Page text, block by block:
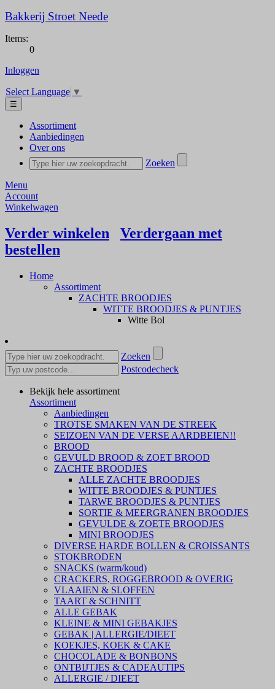
Bakkerij Stroet Neede
Items:
0
Inloggen
Select Language ▼
☰
Assortiment
Aanbiedingen
Over ons
Zoeken
Menu
Account
Winkelwagen
Verder winkelen
Verdergaan met
bestellen
Home
Assortiment
ZACHTE BROODJES
WITTE BROODJES & PUNTJES
Witte Bol
Zoeken
Postcodecheck
Bekijk hele assortiment
Assortiment
Aanbiedingen
TROTSE SMAKEN VAN DE STREEK
SEIZOEN VAN DE VERSE AARDBEIEN!!
BROOD
GEVULD BROOD & ZOET BROOD
ZACHTE BROODJES
ALLE ZACHTE BROODJES
WITTE BROODJES & PUNTJES
TARWE BROODJES & PUNTJES
SORTIE & MEERGRANEN BROODJES
GEVULDE & ZOETE BROODJES
MINI BROODJES
DIVERSE HARDE BOLLEN & CROISSANTS
STOKBRODEN
SNACKS (warm/koud)
CRACKERS, ROGGEBROOD & OVERIG
VLAAIEN & SLOFFEN
TAART & SCHNITT
ALLE GEBAK
KLEINE & MINI GEBAKJES
GEBAK | ALLERGIE/DIEET
KOEKJES, KOEK & CAKE
CHOCOLADE & BONBONS
ONTBIJTJES & CADEAUTIPS
ALLERGIE / DIEET